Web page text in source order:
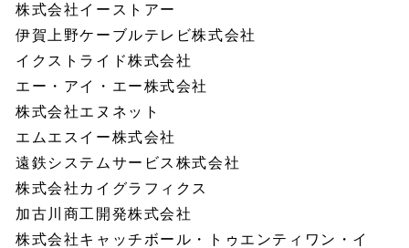
株式会社イーストアー
伊賀上野ケーブルテレビ株式会社
イクストライド株式会社
エー・アイ・エー株式会社
株式会社エヌネット
エムエスイー株式会社
遠鉄システムサービス株式会社
株式会社カイグラフィクス
加古川商工開発株式会社
株式会社キャッチボール・トゥエンティワン・イ